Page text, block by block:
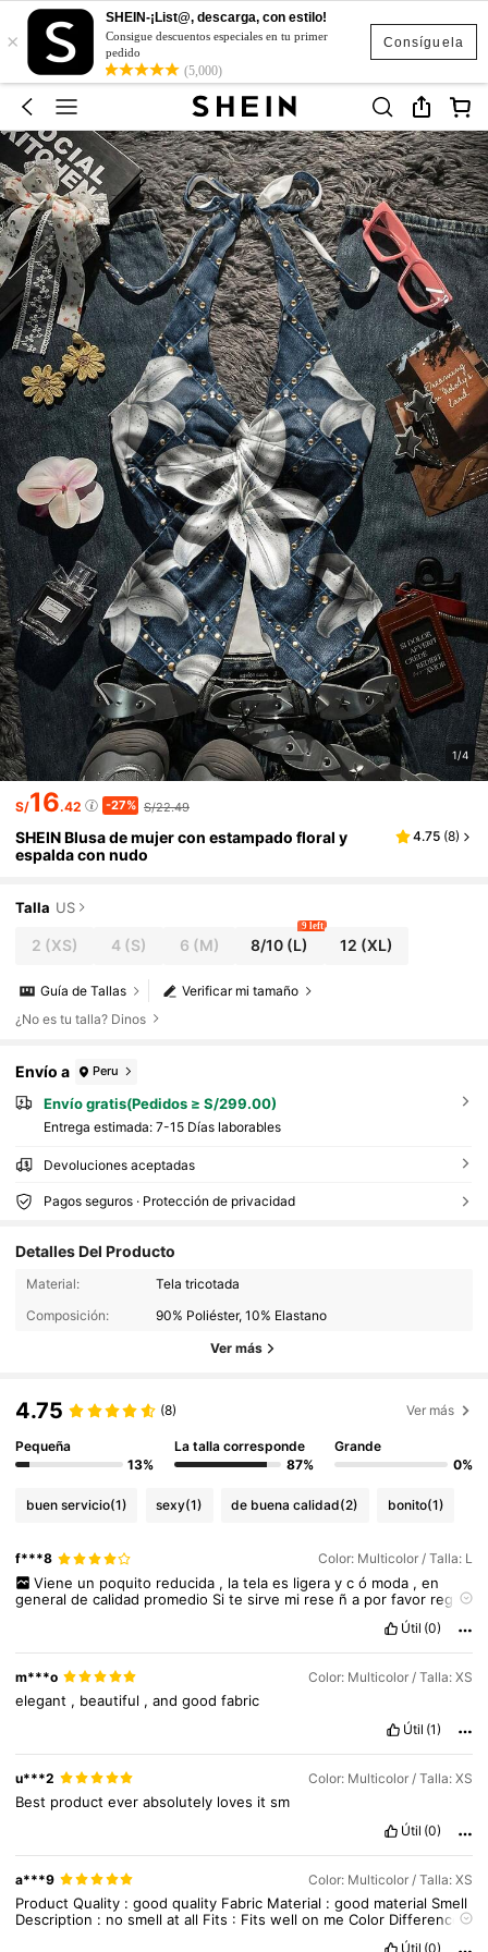
Consíguela
×
SHEIN-¡List@, descarga, con estilo!
Consigue descuentos especiales en tu primer
pedido
(5,000)
1/4
S/16.42 -27% S/22.49
SHEIN Blusa de mujer con estampado floral y
espalda con nudo
4.75 (8)
Talla US
2 (XS) 4(S) 6 (M) 8/10 (L)
9 left
12 (XL)
Verificar mi tamaño
Guía de Tallas
¿No es tu talla? Dinos
Envío a Peru
Envío gratis(Pedidos ≥ S/299.00)
Entrega estimada: 7-15 Días laborables
Devoluciones aceptadas
Pagos seguros · Protección de privacidad
Detalles Del Producto
Material:
Tela tricotada
Composición:
90% Poliéster, 10% Elastano
Ver más
4.75 (8) Ver más
Pequeña
13%
La talla corresponde
87%
Grande
0%
buen servicio(1) sexy(1) de buena calidad(2) bonito(1)
f***8 Color: Multicolor / Talla: L
Viene un poquito reducida , la tela es ligera y c ó moda , en
generaldecalidad promedio Sitesirve mi rese ña porfavor reg á
Útil (0)
m***o Color: Multicolor / Talla: XS
elegant , beautiful ,andgoodfabric
Útil (1)
u***2 Color: Multicolor / Talla: XS
Best producteverabsolutely loves itsm
Útil (0)
a***9 Color: Multicolor / Talla: XS
ProductQuality :goodquality Fabric Material :good material Smell
Description : nosmellatall Fits : Fitswellon meColor Difference:
Útil (0)
4.87